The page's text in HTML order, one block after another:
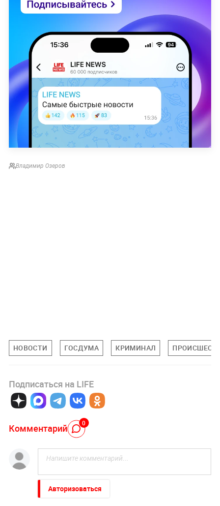
Владимир Озеров
НОВОСТИ ГОСДУМА КРИМИНАЛ
Подписаться на LIFE
Комментарий 0
Авторизоваться